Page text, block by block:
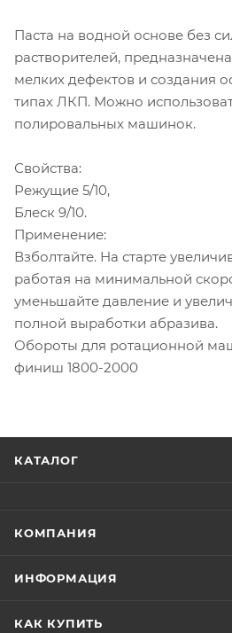
Паста на водной основе без
растворителей,
мелких дефектов и создания
типах ЛКП. Можно
полировальных машинок.
Свойства:
Режущие 5/10,
Блеск 9/10.
Применение:
Взболтайте. На старте
работая на минимальной
уменьшайте давление и
полной выработки абразива.
Обороты для ротационной
финиш 1800-2000
КАТАЛОГ
КОМПАНИЯ
ИНФОРМАЦИЯ
КАК КУПИТЬ